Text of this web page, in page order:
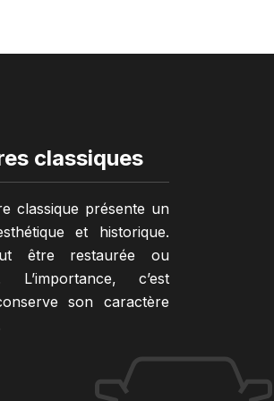
classiques
classique présente un
et historique.
être restaurée ou
L’importance, c’est
son caractère